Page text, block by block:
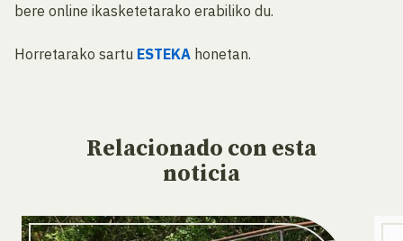
bere online ikasketetarako erabiliko du.
Horretarako sartu ESTEKA honetan.
Relacionado con esta
noticia